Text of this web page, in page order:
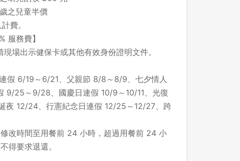
之兒童半價
費。
服務費】
場出示健保卡或其他有效身份證明文件。
假 6/19～6/21、父親節 8/8～8/9、七夕情人
9/25～9/28、國慶日連假 10/9～10/11、光復
夜 12/24、行憲紀念日連假 12/25～12/27、跨
改時間至用餐前 24 小時，超過用餐前 24 小
得要求退還。